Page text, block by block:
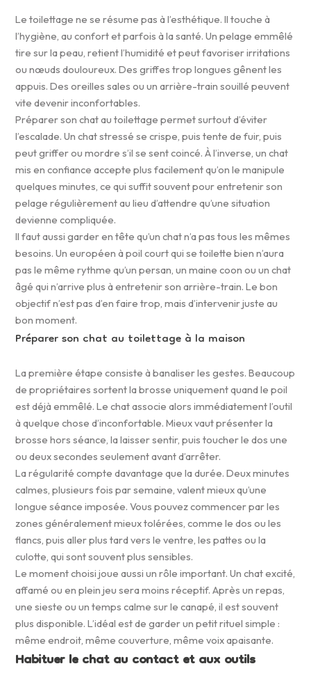
Le toilettage ne se résume pas à l’esthétique. Il touche à
l’hygiène, au confort et parfois à la santé. Un pelage emmêlé
tire sur la peau, retient l’humidité et peut favoriser irritations
ou nœuds douloureux. Des griffes trop longues gênent les
appuis. Des oreilles sales ou un arrière-train souillé peuvent
vite devenir inconfortables.
Préparer son chat au toilettage permet surtout d’éviter
l’escalade. Un chat stressé se crispe, puis tente de fuir, puis
peut griffer ou mordre s’il se sent coincé. À l’inverse, un chat
mis en confiance accepte plus facilement qu’on le manipule
quelques minutes, ce qui suffit souvent pour entretenir son
pelage régulièrement au lieu d’attendre qu’une situation
devienne compliquée.
Il faut aussi garder en tête qu’un chat n’a pas tous les mêmes
besoins. Un européen à poil court qui se toilette bien n’aura
pas le même rythme qu’un persan, un maine coon ou un chat
âgé qui n’arrive plus à entretenir son arrière-train. Le bon
objectif n’est pas d’en faire trop, mais d’intervenir juste au
bon moment.
Préparer son chat au toilettage à la maison
La première étape consiste à banaliser les gestes. Beaucoup
de propriétaires sortent la brosse uniquement quand le poil
est déjà emmêlé. Le chat associe alors immédiatement l’outil
à quelque chose d’inconfortable. Mieux vaut présenter la
brosse hors séance, la laisser sentir, puis toucher le dos une
ou deux secondes seulement avant d’arrêter.
La régularité compte davantage que la durée. Deux minutes
calmes, plusieurs fois par semaine, valent mieux qu’une
longue séance imposée. Vous pouvez commencer par les
zones généralement mieux tolérées, comme le dos ou les
flancs, puis aller plus tard vers le ventre, les pattes ou la
culotte, qui sont souvent plus sensibles.
Le moment choisi joue aussi un rôle important. Un chat excité,
affamé ou en plein jeu sera moins réceptif. Après un repas,
une sieste ou un temps calme sur le canapé, il est souvent
plus disponible. L’idéal est de garder un petit rituel simple :
même endroit, même couverture, même voix apaisante.
Habituer le chat au contact et aux outils